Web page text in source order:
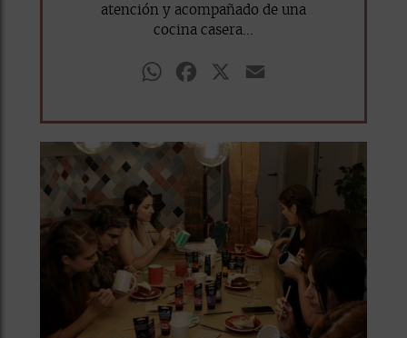
atención y acompañado de una
cocina casera...
WhatsAppFacebook